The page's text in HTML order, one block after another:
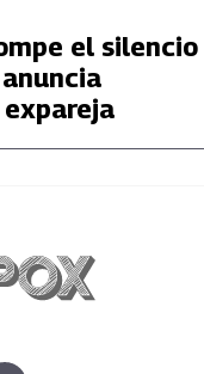
el silencio
pestaña
en nueva pestaña